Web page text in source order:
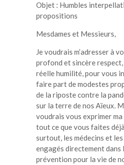
Objet : Humbles
propositions
Mesdames et Messieurs,
Je voudrais m’adresser à
profond et sincère respect,
réelle humilité, pour vous
faire part de modestes
de la riposte contre la
sur la terre de nos Aïeux.
voudrais vous exprimer
tout ce que vous faites
surtout, les médecins et
engagés directement dans
prévention pour la vie de